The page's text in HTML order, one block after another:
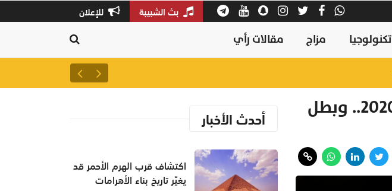
بث الشبيبة للإعلان
تكنولوجيا مزاج مقالات رأي
سلطنة عمان ثالثًا عالميًا في
بالصور.. تعرف على أبرز الفائزين بجوائز أوسكار 2020.. وبطل أحدث الأخبار
اكتشاف قرب الهرم الأحمر قد
يغيّر تاريخ بناء الأهرامات